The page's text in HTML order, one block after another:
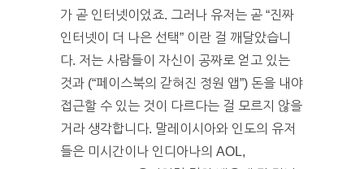
가 곧 인터넷이었죠. 그러나 유저는 곧 “진짜
인터넷이 더 나은 선택” 이란 걸 깨달았습니
다. 저는 사람들이 자신이 공짜로 얻고 있는
것과 (“페이스북의 갇혀진 정원 앱”) 돈을 내야
접근할 수 있는 것이 다르다는 걸 모르지 않을
거라 생각합니다. 말레이시아와 인도의 유저
들은 미시간이나 인디아나의 AOL,